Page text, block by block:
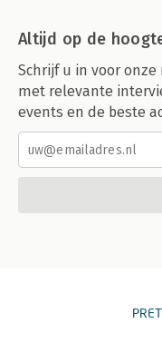
Altijd op de
Schrijf u in voor
met relevante
events en de beste